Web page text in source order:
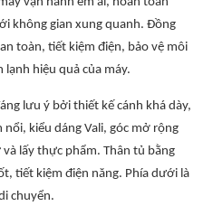
không gian xung quanh. Đồng
toàn, tiết kiệm điện, bảo vệ môi
hiệu quả của máy.
lưu ý bởi thiết kế cánh khá dày,
nổi, kiểu dáng Vali, góc mở rộng
lấy thực phẩm. Thân tủ bằng
tiết kiệm điện năng. Phía dưới là
chuyển.